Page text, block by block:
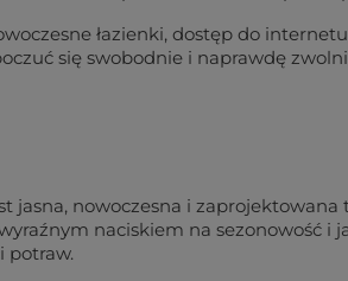
łazienki, dostęp do
się swobodnie i naprawdę
nowoczesna i zaprojektowana
naciskiem na sezonowość i
potraw.